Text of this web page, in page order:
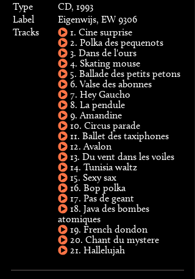
Type
CD, 1993
Label
Eigenwijs, EW 9306
Tracks
1. Cine surprise
2. Polka des pequenots
3. Dans de l'ours
4. Skating mouse
5. Ballade des petits petons
6. Valse des abonnes
7. Hey Gaucho
8. La pendule
9. Amandine
10. Circus parade
11. Ballet des taxiphones
12. Avalon
13. Du vent dans les voiles
14. Tunisia waltz
15. Sexy sax
16. Bop polka
17. Pas de geant
18. Java des bombes
atomiques
19. French dondon
20. Chant du mystere
21. Hallelujah